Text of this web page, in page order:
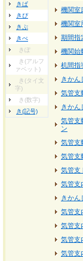
きぱ
きぴ
きぷ
きぺ
きぽ
き(アルフ
ァベット)
き(タイ文
字)
き(数字)
き(記号)
機関室
機関室
期間指
機関始
机間指
きかん
気管支
きかん
気管支
ン
気管支
気管支
気管支
気管支
きかん
気管支
気管支
気管支
気管支